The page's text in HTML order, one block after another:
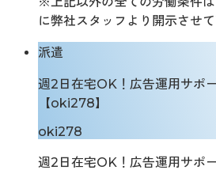
に弊社スタッフより開示させて
派遣
週2日在宅OK！広告運用サポ
【oki278】
oki278
週2日在宅OK！広告運用サポ